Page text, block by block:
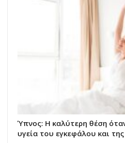
Ύπνος: Η καλύτερη θέση
υγεία του εγκεφάλου και